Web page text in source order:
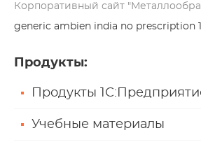
Корпоративный сайт
generic ambien india no prescription
Продукты:
Продукты
Учебные материалы